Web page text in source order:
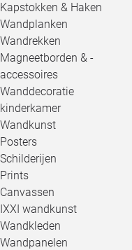
Kapstokken & Haken
Wandplanken
Wandrekken
Magneetborden & -
accessoires
Wanddecoratie
kinderkamer
Wandkunst
Posters
Schilderijen
Prints
Canvassen
IXXI wandkunst
Wandkleden
Wandpanelen